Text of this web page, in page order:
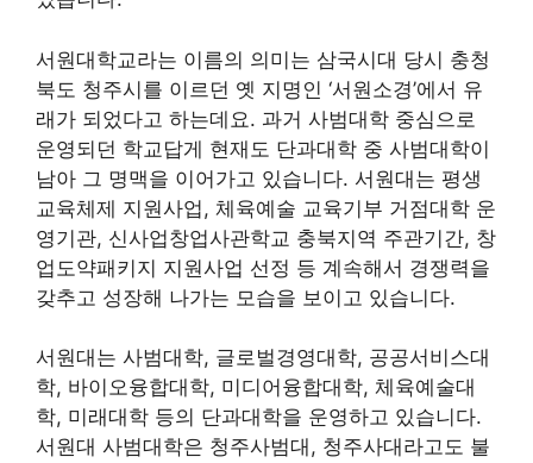
서원대학교라는 이름의 의미는 삼국시대 당시 충청
북도 청주시를 이르던 옛 지명인 ‘서원소경’에서 유
래가 되었다고 하는데요. 과거 사범대학 중심으로
운영되던 학교답게 현재도 단과대학 중 사범대학이
남아 그 명맥을 이어가고 있습니다. 서원대는 평생
교육체제 지원사업, 체육예술 교육기부 거점대학 운
영기관, 신사업창업사관학교 충북지역 주관기간, 창
업도약패키지 지원사업 선정 등 계속해서 경쟁력을
갖추고 성장해 나가는 모습을 보이고 있습니다.
서원대는 사범대학, 글로벌경영대학, 공공서비스대
학, 바이오융합대학, 미디어융합대학, 체육예술대
학, 미래대학 등의 단과대학을 운영하고 있습니다.
서원대 사범대학은 청주사범대, 청주사대라고도 불